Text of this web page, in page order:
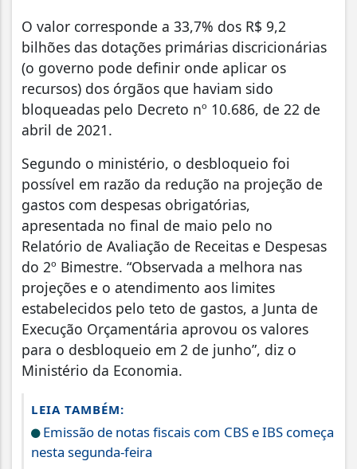
O valor corresponde a 33,7% dos R$ 9,2
bilhões das dotações primárias discricionárias
(o governo pode definir onde aplicar os
recursos) dos órgãos que haviam sido
bloqueadas pelo Decreto nº 10.686, de 22 de
abril de 2021.
Segundo o ministério, o desbloqueio foi
possível em razão da redução na projeção de
gastos com despesas obrigatórias,
apresentada no final de maio pelo no
Relatório de Avaliação de Receitas e Despesas
do 2º Bimestre. “Observada a melhora nas
projeções e o atendimento aos limites
estabelecidos pelo teto de gastos, a Junta de
Execução Orçamentária aprovou os valores
para o desbloqueio em 2 de junho”, diz o
Ministério da Economia.
LEIA TAMBÉM:
Emissão de notas fiscais com CBS e IBS começa
nesta segunda-feira